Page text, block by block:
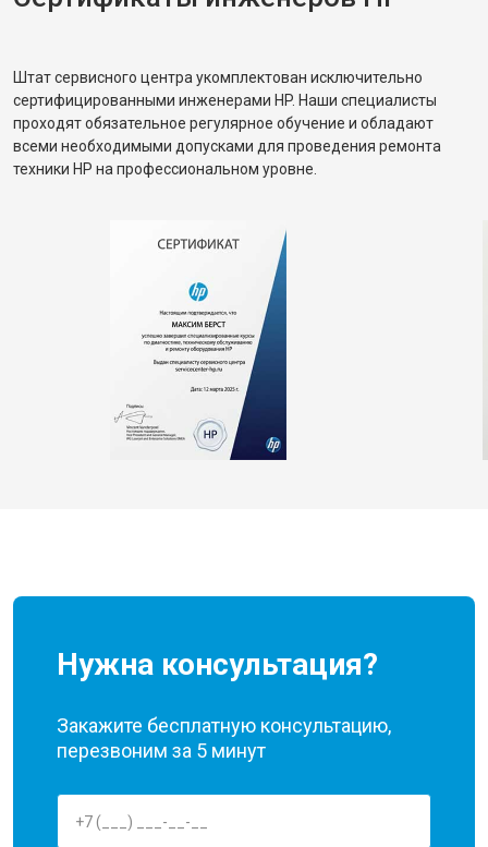
Штат сервисного центра укомплектован исключительно
сертифицированными инженерами HP. Наши специалисты
проходят обязательное регулярное обучение и обладают
всеми необходимыми допусками для проведения ремонта
техники HP на профессиональном уровне.
Нужна консультация?
Закажите бесплатную консультацию,
перезвоним за 5 минут